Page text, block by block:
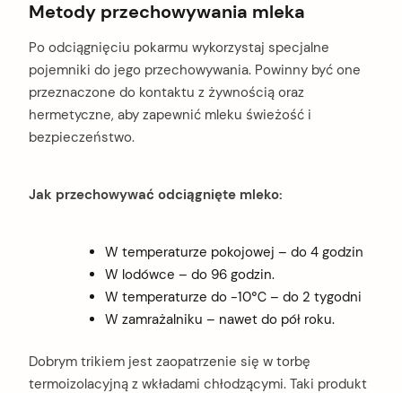
Metody przechowywania mleka
Po odciągnięciu pokarmu wykorzystaj specjalne
pojemniki do jego przechowywania. Powinny być one
przeznaczone do kontaktu z żywnością oraz
hermetyczne, aby zapewnić mleku świeżość i
bezpieczeństwo.
Jak przechowywać odciągnięte mleko:
W temperaturze pokojowej – do 4 godzin
W lodówce – do 96 godzin.
W temperaturze do -10℃ – do 2 tygodni
W zamrażalniku – nawet do pół roku.
Dobrym trikiem jest zaopatrzenie się w torbę
termoizolacyjną z wkładami chłodzącymi. Taki produkt